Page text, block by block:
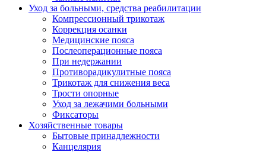
Уход за больными, средства реабилитации
Компрессионный трикотаж
Коррекция осанки
Медицинские пояса
Послеоперационные пояса
При недержании
Противорадикулитные пояса
Трикотаж для снижения веса
Трости опорные
Уход за лежачими больными
Фиксаторы
Хозяйственные товары
Бытовые принадлежности
Канцелярия